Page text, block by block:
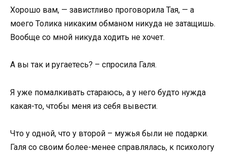
Хорошо вам, — завистливо проговорила Тая, — а
моего Толика никаким обманом никуда не затащишь.
Вообще со мной никуда ходить не хочет.
А вы так и ругаетесь? – спросила Галя.
Я уже помалкивать стараюсь, а у него будто нужда
какая-то, чтобы меня из себя вывести.
Что у одной, что у второй – мужья были не подарки.
Галя со своим более-менее справлялась, к психологу